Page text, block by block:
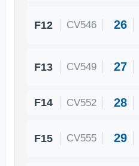
F12 CV546 26
F13 CV549 27
F14 CV552 28
F15 CV555 29